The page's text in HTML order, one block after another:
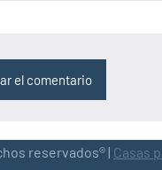
reservados® | Casas